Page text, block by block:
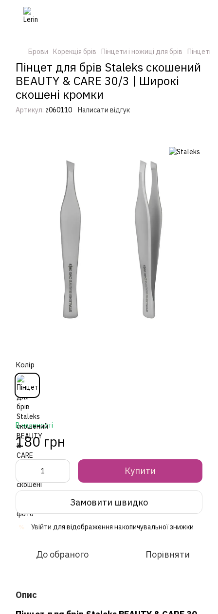
Брови Корекція брів Пінцети і ножиці для брів Пінцети
Пінцет для брів Staleks скошений
BEAUTY & CARE 30/3 | Широкі
скошені кромки
Артикул: z060110 Написати відгук
Колір
В наявності
180 грн
Купити
Замовити швидко
Увійти для відображення накопичувальної знижки
До обраного Порівняти
Опис